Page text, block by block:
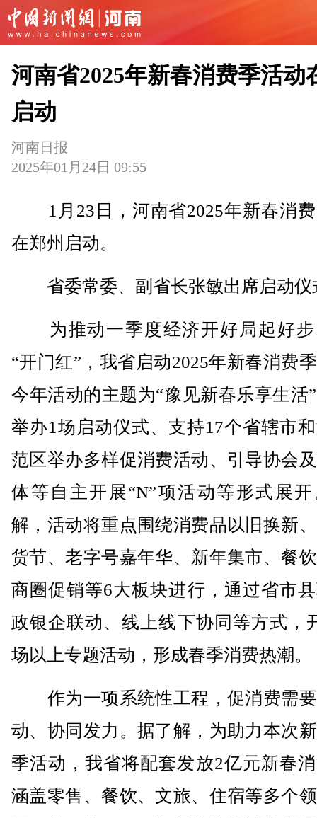
河南省2025年新春消费季活动
启动
河南日报
2025年01月24日 09:55
1月23日，河南省2025年新春消费
在郑州启动。
省委常委、副省长张敏出席启动仪
为推动一季度经济开好局起好步
“开门红”，我省启动2025年新春消费
今年活动的主题为“豫见新春乐享生活
举办1场启动仪式、支持17个省辖市
范区举办多样促消费活动、引导协会
体等自主开展“N”项活动等形式展
解，活动将重点围绕消费品以旧换新
货节、老字号嘉年华、新年集市、餐
商圈促销等6大板块进行，通过省市
政银企联动、线上线下协同等方式，
场以上专题活动，形成春季消费热潮。
作为一项系统性工程，促消费需
动、协同发力。据了解，为助力本次
季活动，我省将配套发放2亿元新春
涵盖零售、餐饮、文旅、住宿等多个